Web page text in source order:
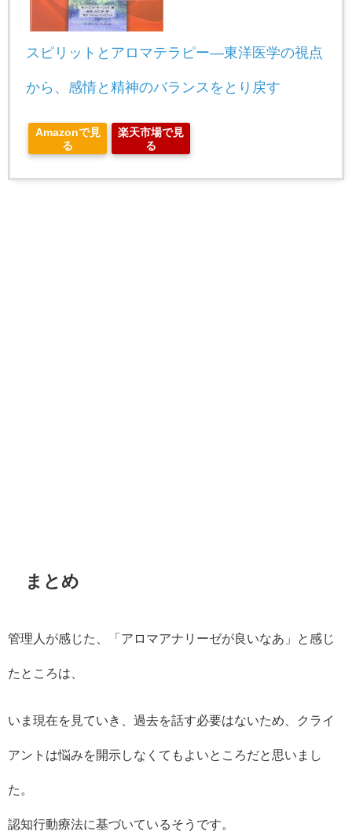
スピリットとアロマテラピー―東洋医学の視点
から、感情と精神のバランスをとり戻す
Amazonで見
る
楽天市場で見
る
まとめ
管理人が感じた、「アロマアナリーゼが良いなあ」と感じ
たところは、
いま現在を見ていき、過去を話す必要はないため、クライ
アントは悩みを開示しなくてもよいところだと思いまし
た。
認知行動療法に基づいているそうです。